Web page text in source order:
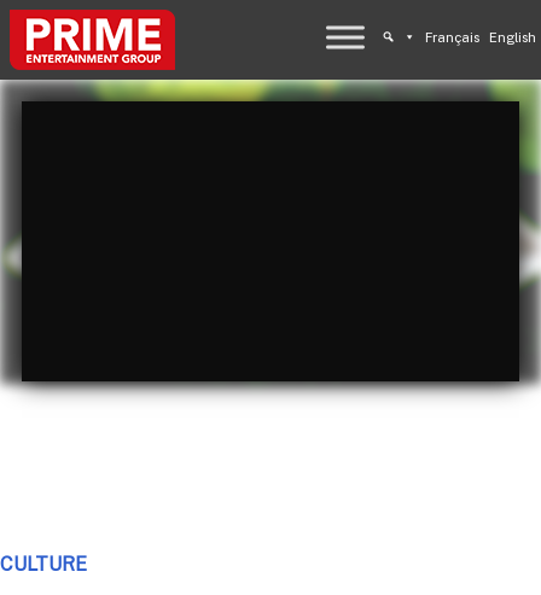
Français English
CULTURE